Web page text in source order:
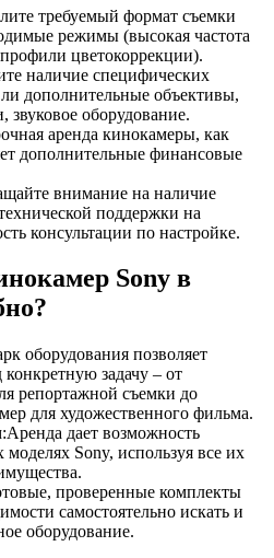
требуемый формат съемки
режимы (высокая частота
цветокоррекции).
наличие специфических
дополнительные объективы,
звуковое оборудование.
аренда кинокамеры, как
дополнительные финансовые
внимание на наличие
поддержки на
консультации по настройке.
Sony в
оборудования позволяет
задачу – от
репортажной съемки до
для художественного фильма.
дает возможность
Sony, используя все их
проверенные комплекты
самостоятельно искать и
оборудование.